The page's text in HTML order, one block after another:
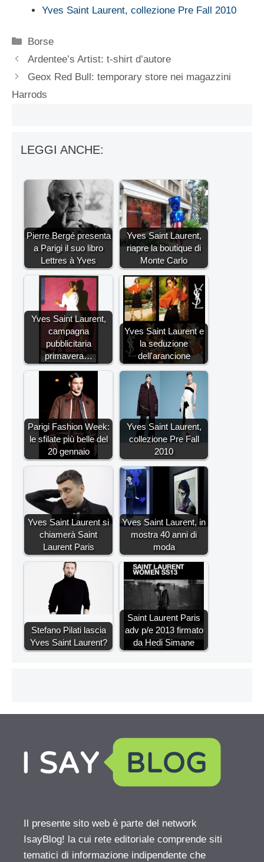
Yves Saint Laurent, collezione Pre Fall 2010
Categorie
Borse
Ardentee’s Artist: t-shirt d’autore
Geox Red Bull: temporary store nei magazzini
Harrods
LEGGI ANCHE:
Pierre Bergé presenta
a Parigi il suo libro
Lettres à Yves
Yves Saint Laurent,
riapre la boutique di
Monte Carlo
Yves Saint Laurent,
campagna
pubblicitaria
primavera…
Yves Saint Laurent e
la seduzione
dell'arancione
Parigi Fashion Week:
le sfilate più belle del
20 gennaio
Yves Saint Laurent,
collezione Pre Fall
2010
Yves Saint Laurent si
chiamerà Saint
Laurent Paris
Yves Saint Laurent, in
mostra 40 anni di
moda
Stefano Pilati lascia
Yves Saint Laurent?
Saint Laurent Paris
adv p/e 2013 firmato
da Hedi Simane
Il presente sito web è parte del network
IsayBlog! la cui rete editoriale comprende siti
tematici di informazione indipendente che